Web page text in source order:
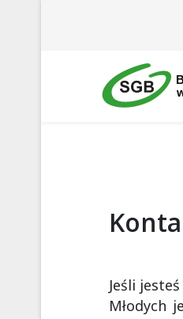
Jeśli
Młodych